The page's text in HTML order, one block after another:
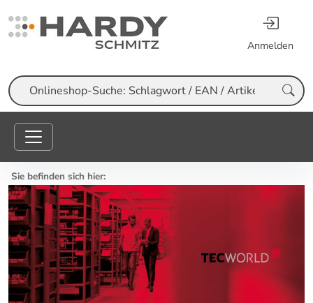
Anmelden
Suche
Sie befinden sich hier: